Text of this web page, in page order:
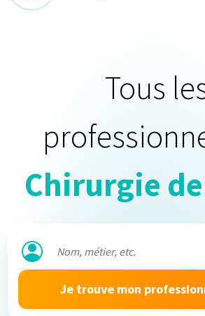
Tous
Chirurgie
Je trouve mon